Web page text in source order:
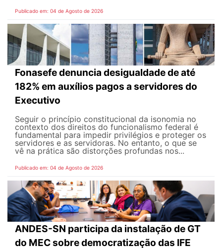
Publicado em: 04 de Agosto de 2026
Fonasefe denuncia desigualdade de até
182% em auxílios pagos a servidores do
Executivo
Seguir o princípio constitucional da isonomia no
contexto dos direitos do funcionalismo federal é
fundamental para impedir privilégios e proteger os
servidores e as servidoras. No entanto, o que se
vê na prática são distorções profundas nos...
Publicado em: 04 de Agosto de 2026
ANDES-SN participa da instalação de GT
do MEC sobre democratização das IFE